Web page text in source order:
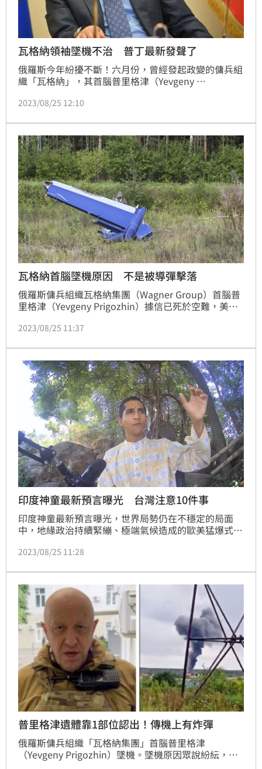
瓦格納領袖墜機不治 普丁最新發聲了
俄羅斯今年紛擾不斷！六月份，曾經發起政變的傭兵組
織「瓦格納」，其首腦普里格津（Yevgeny
人全數罹難。針對這起突如其來的意外，俄國總理普丁
2023/08/25 12:10
瓦格納首腦墜機原因 不是被導彈擊落
俄羅斯傭兵組織瓦格納集團（Wagner Group）首腦普
里格津（Yevgeny Prigozhin）據信已死於空難，美國
原因。
2023/08/25 11:37
印度神童最新預言曝光 台灣注意10件事
印度神童最新預言曝光，世界局勢仍在不穩定的局面
中，地緣政治持續緊繃、極端氣候造成的歐美猛爆式野
首腦普里格津墜機身亡、日本東電排放核廢水等大事都
國遇半世紀最強風雨，美國夏威夷正遭百年最大火災。
做到10件事來保護自己。
2023/08/25 11:28
普里格津遺體靠1部位認出！傳機上有炸彈
俄羅斯傭兵組織「瓦格納集團」首腦普里格津
（Yevgeny Prigozhin）墜機。墜機原因眾說紛紜，根